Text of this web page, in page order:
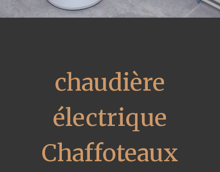
chaudière
électrique
Chaffoteaux